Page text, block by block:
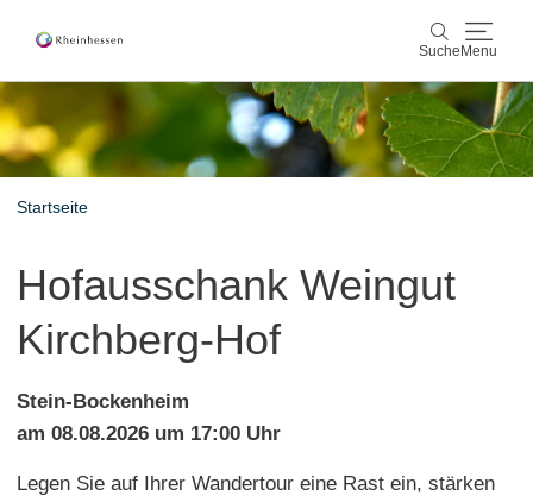
Suche Menu
Suche
Wein & Genuss
Veranstaltungen
Shop Rheinhessen-Blog
Startseite
Hofausschank Weingut
Kirchberg-Hof
Stein-Bockenheim
am 08.08.2026 um 17:00 Uhr
Legen Sie auf Ihrer Wandertour eine Rast ein, stärken